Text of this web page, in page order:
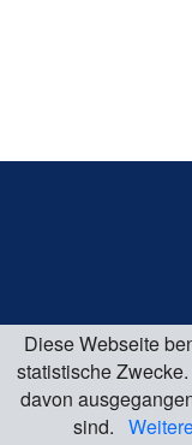
Diese Webseite
statistische
davon
sind.